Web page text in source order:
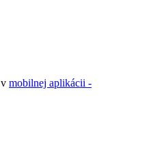
mobilnej aplikácii -